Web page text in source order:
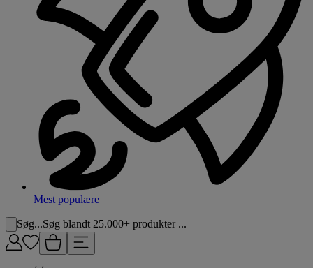
Mest populære
Søg...Søg blandt 25.000+ produkter ...